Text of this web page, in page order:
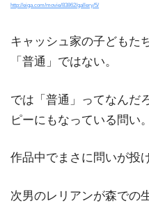
http://eiga.com/movie/83862/gallery/5/
キャッシュ家の子どもた
「普通」ではない。
では「普通」ってなんだ
ピーにもなっている問い。
作品中でまさに問いが投
次男のレリアンが森での